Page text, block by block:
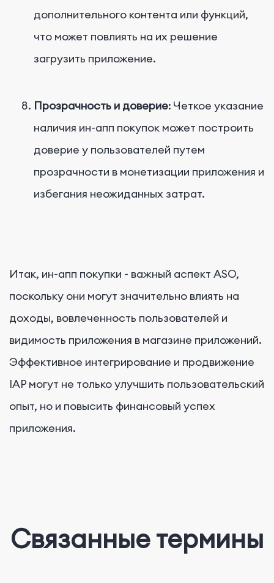
дополнительного контента или функций,
что может повлиять на их решение
загрузить приложение.
Прозрачность и доверие: Четкое указание
наличия ин-апп покупок может построить
доверие у пользователей путем
прозрачности в монетизации приложения и
избегания неожиданных затрат.
Итак, ин-апп покупки - важный аспект ASO,
поскольку они могут значительно влиять на
доходы, вовлеченность пользователей и
видимость приложения в магазине приложений.
Эффективное интегрирование и продвижение
IAP могут не только улучшить пользовательский
опыт, но и повысить финансовый успех
приложения.
Связанные термины